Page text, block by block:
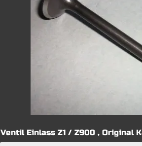
Ventil Einlass Z1 / Z900 , Original